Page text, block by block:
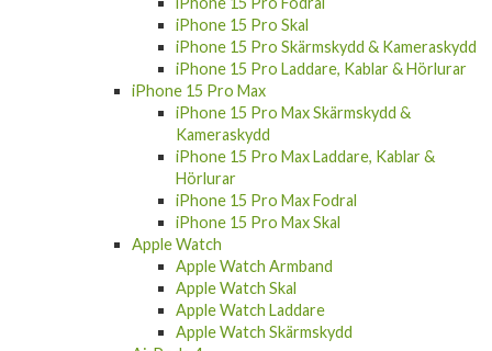
iPhone 15 Plus Skal
iPhone 15 Plus Skärmskydd & Kameraskydd
iPhone 15 Plus Laddare, Kablar & Hörlurar
iPhone 15 Pro
iPhone 15 Pro Fodral
iPhone 15 Pro Skal
iPhone 15 Pro Skärmskydd & Kameraskydd
iPhone 15 Pro Laddare, Kablar & Hörlurar
iPhone 15 Pro Max
iPhone 15 Pro Max Skärmskydd &
Kameraskydd
iPhone 15 Pro Max Laddare, Kablar &
Hörlurar
iPhone 15 Pro Max Fodral
iPhone 15 Pro Max Skal
Apple Watch